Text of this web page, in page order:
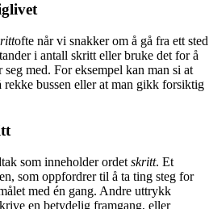
ofte når vi snakker om å gå fra ett sted
i antall skritt eller bruke det for å
med. For eksempel kan man si at
bussen eller at man gikk forsiktig
som inneholder ordet skritt. Et
som oppfordrer til å ta ting steg for
med én gang. Andre uttrykk
en betydelig framgang, eller